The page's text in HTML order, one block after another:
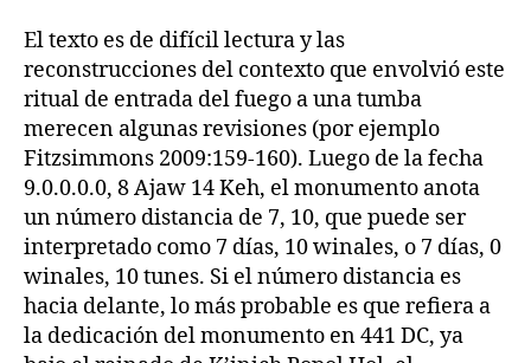
El texto es de difícil lectura y las
reconstrucciones del contexto que envolvió este
ritual de entrada del fuego a una tumba
merecen algunas revisiones (por ejemplo
Fitzsimmons 2009:159-160). Luego de la fecha
9.0.0.0.0, 8 Ajaw 14 Keh, el monumento anota
un número distancia de 7, 10, que puede ser
interpretado como 7 días, 10 winales, o 7 días, 0
winales, 10 tunes. Si el número distancia es
hacia delante, lo más probable es que refiera a
la dedicación del monumento en 441 DC, ya